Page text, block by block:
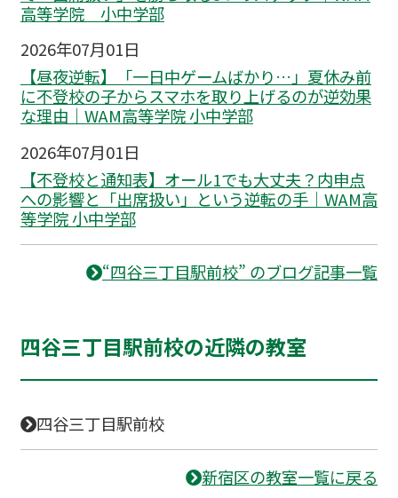
高等学院 小中学部
2026年07月01日
【昼夜逆転】「一日中ゲームばかり…」夏休み前
に不登校の子からスマホを取り上げるのが逆効果
な理由｜WAM高等学院 小中学部
2026年07月01日
【不登校と通知表】オール1でも大丈夫？内申点
への影響と「出席扱い」という逆転の手｜WAM高
等学院 小中学部
“四谷三丁目駅前校” のブログ記事一覧
四谷三丁目駅前校の近隣の教室
四谷三丁目駅前校
新宿区の教室一覧に戻る